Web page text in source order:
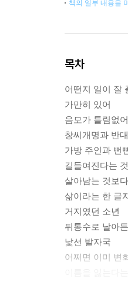
책의 일부 내용을
목차
어떤지 일이 잘
가만히 있어
음모가 틀림없어
창씨개명과 반
가방 주인과 뻔
길들여진다는 것
살아남는 것보
삶이라는 한 글
거지였던 소년
뒤통수로 날아
낯선 발자국
어쩌면 이미 변